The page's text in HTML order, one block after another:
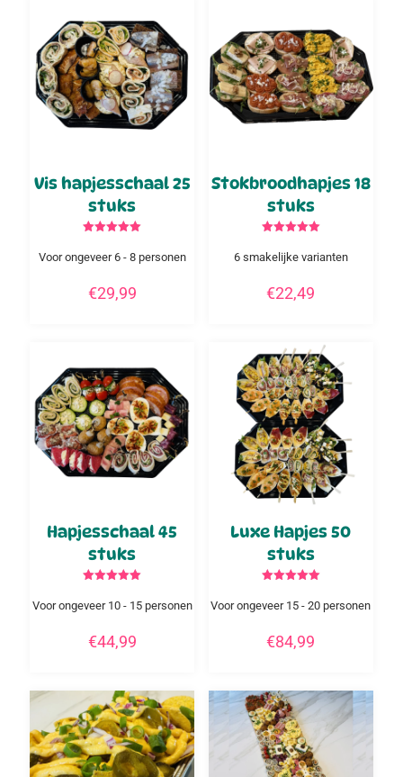
Vis hapjesschaal 25
stuks
5.00
uit 5
Voor ongeveer 6 - 8 personen
€29,99
Stokbroodhapjes 18
stuks
5.00
uit 5
6 smakelijke varianten
€22,49
Hapjesschaal 45
stuks
5.00
uit 5
Voor ongeveer 10 - 15 personen
€44,99
Luxe Hapjes 50
stuks
5.00
uit 5
Voor ongeveer 15 - 20 personen
€84,99